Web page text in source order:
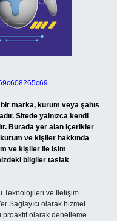
marka, kurum veya şahıs
Sitede yalnızca kendi
Burada yer alan içerikler
ve kişiler hakkında
ve kişiler ile isim
bilgiler taslak
Teknolojileri ve İletişim
Sağlayıcı olarak hizmet
olarak denetleme